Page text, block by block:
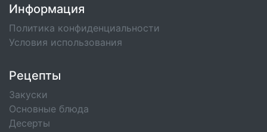
Информация
Политика конфиденциальности
Условия использования
Рецепты
Закуски
Основные блюда
Десерты